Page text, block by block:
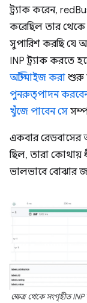
ট্র্যাক করেন,
করেছিল তার
সুপারিশ করছি যে
INP ট্র্যাক করতে
অপ্টিমাইজ করা শুরু
পুনরুত্পাদন
খুঁজে পাবেন সে
একবার রেডবাসের
ছিল, তারা কোথায়
ভালভাবে বোঝার
ক্ষেত্র থেকে সংগৃহীত